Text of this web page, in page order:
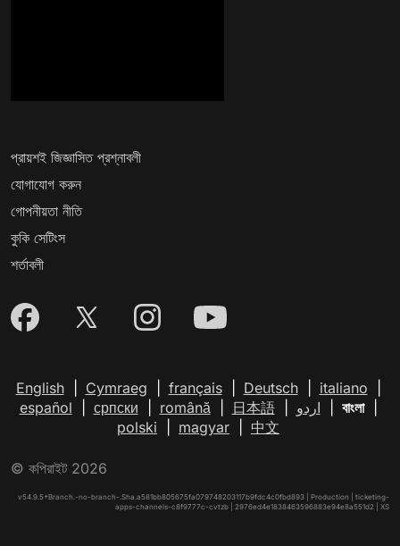
প্রায়শই জিজ্ঞাসিত প্রশ্নাবলী
যোগাযোগ করুন
গোপনীয়তা নীতি
কুকি সেটিংস
শর্তাবলী
English| Cymraeg français| Deutsch| italiano
español
српски română| 日本語| اردو বাংলা|
polski
magyar 中文
© কপিরাইট 2026
v54.9.5+Branch.-no-branch-.Sha.a581bb805675fa079748203117b9fdc4c0fbd893 | Production | ticketing-
apps-channels-c8f9777c-cvtzb | 2976ed4e1838463596883e94e8a551d2 | XS